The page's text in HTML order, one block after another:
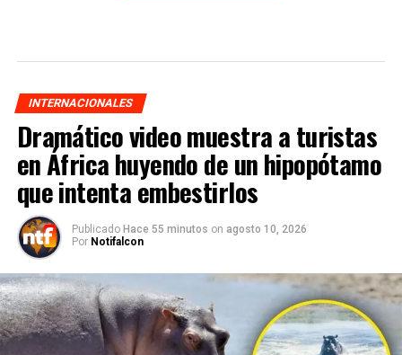
INTERNACIONALES
Dramático video muestra a turistas
en África huyendo de un hipopótamo
que intenta embestirlos
Publicado Hace 55 minutos on agosto 10, 2026
Por Notifalcon